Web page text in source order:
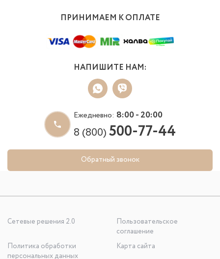
ПРИНИМАЕМ К ОПЛАТЕ
НАПИШИТЕ НАМ:
Ежедневно: 8:00 - 20:00
8 (800)500-77-44
Обратный звонок
Сетевые решения 2.0
Пользовательское
соглашение
Политика обработки
персональных данных
Карта сайта